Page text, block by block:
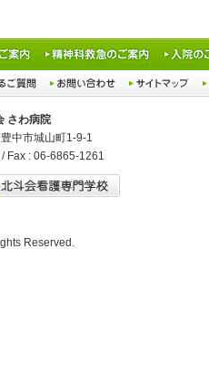
さわ病院
中市城山町1-9-1
Fax : 06-6865-1261
Reserved.